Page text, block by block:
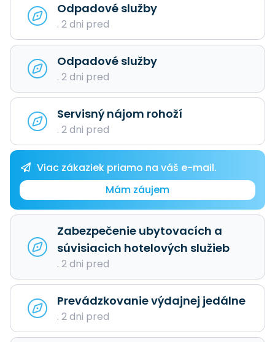
Odpadové služby
. 2 dni pred
Odpadové služby
. 2 dni pred
Servisný nájom rohoží
. 2 dni pred
Viac zákaziek priamo na váš e-mail.
Mám záujem
Zabezpečenie ubytovacích a
súvisiacich hotelových služieb
. 2 dni pred
Prevádzkovanie výdajnej jedálne
. 2 dni pred